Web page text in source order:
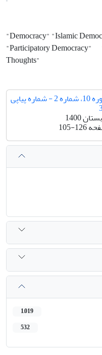
"Democracy" "Islamic
"Participatory Democracy"
Thoughts"
دوره 10، شماره 2 - شماره پیاپی
1400
105-126
1,019
532